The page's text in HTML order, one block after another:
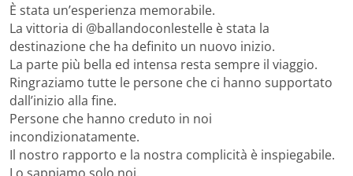
È stata un’esperienza memorabile.
La vittoria di @ballandoconlestelle è stata la
destinazione che ha definito un nuovo inizio.
La parte più bella ed intensa resta sempre il viaggio.
Ringraziamo tutte le persone che ci hanno supportato
dall’inizio alla fine.
Persone che hanno creduto in noi
incondizionatamente.
Il nostro rapporto e la nostra complicità è inspiegabile.